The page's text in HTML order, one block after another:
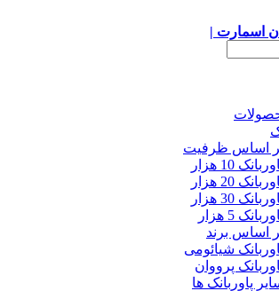
اسمارت |
اساس ظرفیت
10 هزار
20 هزار
30 هزار
5 هزار
اساس برند
شیائومی
پرووان
پاوربانک ها